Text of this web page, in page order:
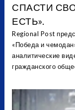
СПАСТИ
ЕСТЬ».
Regional Post
«Победа и
аналитические
гражданского
ответственности,
финансовой